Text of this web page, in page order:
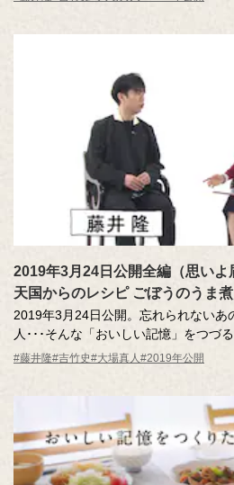
2019年3月24日公開全編（思いよ
天国からのレシピ ごぼうのうま
せてください）第7回
2019年3月24日公開。忘れられないあ
人･･･そんな「おいしい記憶」をつづ
が、記憶さん（エッセー作者）ととも
MC ：藤井隆 進行：吉竹史
#藤井隆#吉竹史#大場真人#2019年公開